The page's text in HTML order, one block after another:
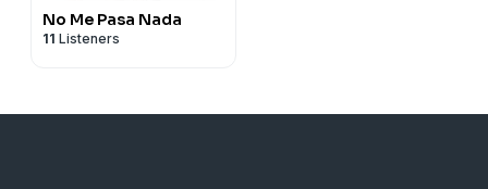
No Me Pasa Nada
11 Listeners